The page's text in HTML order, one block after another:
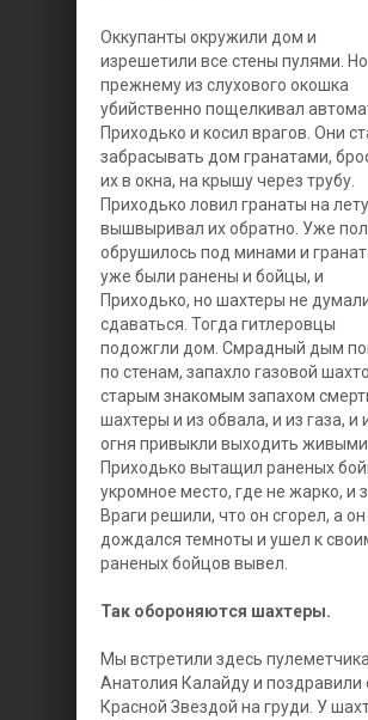
Оккупанты окружили дом и
изрешетили все стены пулями.
прежнему из слухового окошка
убийственно пощелкивал
Приходько и косил врагов. Они
забрасывать дом гранатами,
их в окна, на крышу через трубу.
Приходько ловил гранаты на
вышвыривал их обратно. Уже
обрушилось под минами и
уже были ранены и бойцы, и
Приходько, но шахтеры не
сдаваться. Тогда гитлеровцы
подожгли дом. Смрадный дым
по стенам, запахло газовой
старым знакомым запахом
шахтеры и из обвала, и из газа, и
огня привыкли выходить живыми.
Приходько вытащил раненых
укромное место, где не жарко, и
Враги решили, что он сгорел, а он
дождался темноты и ушел к
раненых бойцов вывел.
Так обороняются шахтеры.
Мы встретили здесь пулеметчика
Анатолия Калайду и поздравили
Красной Звездой на груди. У